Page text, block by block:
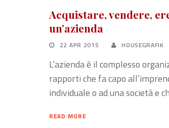
Acquistare, vendere,
un’azienda
22 APR 2015 HOUSEGRAFIK
L’azienda è il complesso
rapporti che fa capo
individuale o ad una società e
READ MORE